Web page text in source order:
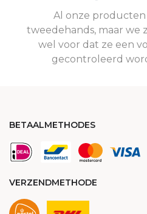
Al onze producten
tweedehands, maar we
wel voor dat ze een
gecontroleerd
BETAALMETHODES
VERZENDMETHODE